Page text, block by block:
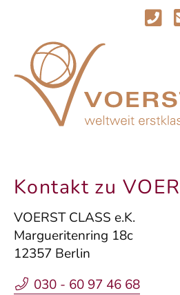
REISEN
PROFIL
AKTUELLES
IMPRESSIONEN
KONTAKT
Kontakt zu
VOERST CLASS e.K.
Margueritenring 18c
12357 Berlin
030 - 60 97 46 68